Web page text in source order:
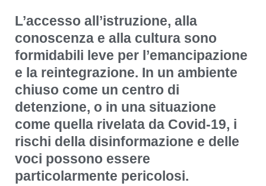
L’accesso all’istruzione, alla
conoscenza e alla cultura sono
formidabili leve per l’emancipazione
e la reintegrazione. In un ambiente
chiuso come un centro di
detenzione, o in una situazione
come quella rivelata da Covid-19, i
rischi della disinformazione e delle
voci possono essere
particolarmente pericolosi.